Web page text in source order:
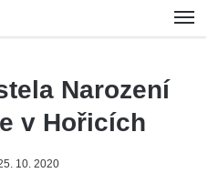
Narození
v Hořicích
10. 2020